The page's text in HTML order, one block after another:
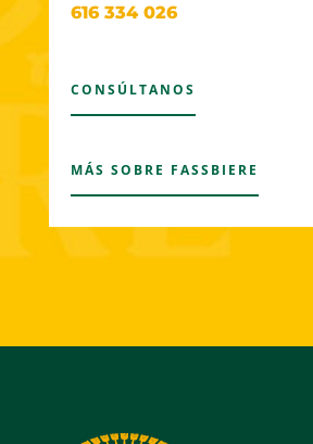
616 334 026
CONSÚLTANOS
MÁS SOBRE FASSBIERE